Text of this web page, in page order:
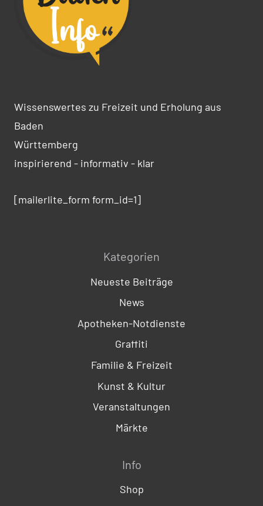
Wissenswertes zu Freizeit und Erholung aus
Baden
Württemberg
inspirierend - informativ - klar
[mailerlite_form form_id=1]
Kategorien
Neueste Beiträge
News
Apotheken-Notdienste
Graffiti
Familie & Freizeit
Kunst & Kultur
Veranstaltungen
Märkte
Info
Shop